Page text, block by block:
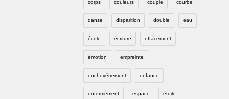
corps couleurs couple courbe
danse disparition double eau
école écriture effacement
émotion empreinte
enchevêtrement enfance
enfermement espace étoile